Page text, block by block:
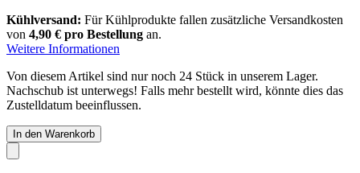
Kühlversand: Für Kühlprodukte fallen zusätzliche Versandkosten
von 4,90 € pro Bestellung an.
Weitere Informationen
Von diesem Artikel sind nur noch 24 Stück in unserem Lager.
Nachschub ist unterwegs! Falls mehr bestellt wird, könnte dies das
Zustelldatum beeinflussen.
In den Warenkorb